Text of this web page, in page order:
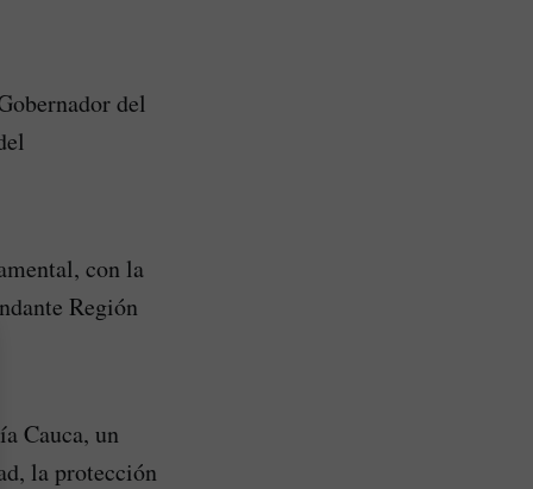
del
con la
Región
Cauca, un
la protección